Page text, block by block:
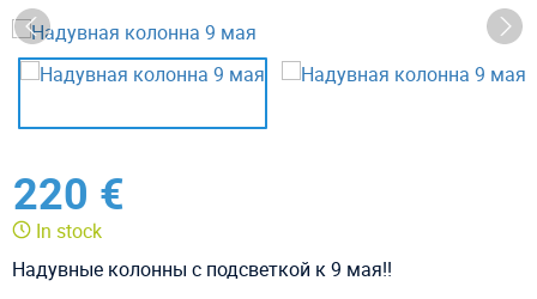
220 €
In stock
Надувные колонны с подсветкой к 9 мая!!